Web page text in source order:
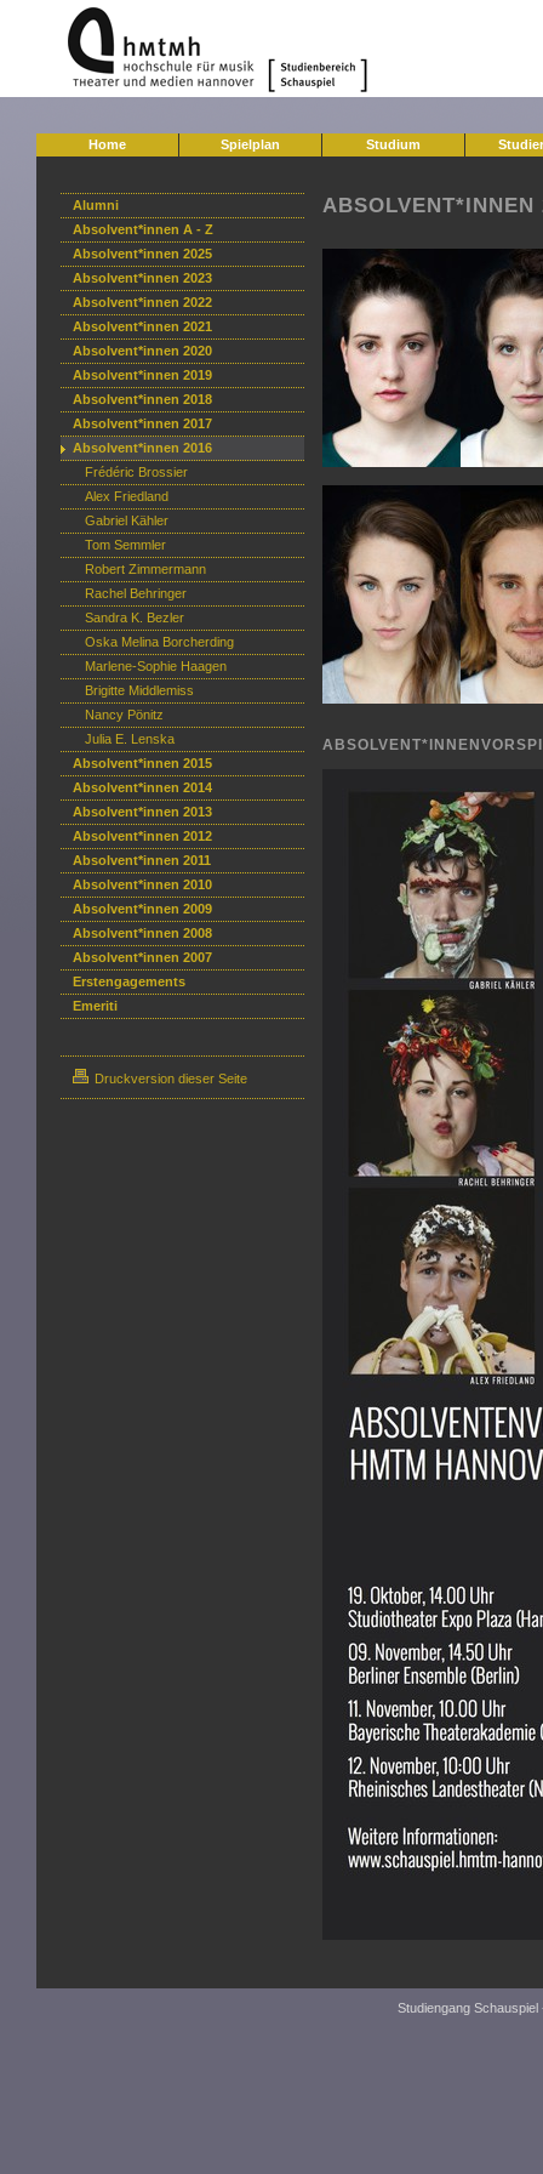
Home Spielplan Studium
Alumni
Absolvent*innen A - Z
Absolvent*innen 2025
Absolvent*innen 2023
Absolvent*innen 2022
Absolvent*innen 2021
Absolvent*innen 2020
Absolvent*innen 2019
Absolvent*innen 2018
Absolvent*innen 2017
Absolvent*innen 2016
Frédéric Brossier
Alex Friedland
Gabriel Kähler
Tom Semmler
Robert Zimmermann
Rachel Behringer
Sandra K. Bezler
Oska Melina Borcherding
Marlene-Sophie Haagen
Brigitte Middlemiss
Nancy Pönitz
Julia E. Lenska
Absolvent*innen 2015
Absolvent*innen 2014
Absolvent*innen 2013
Absolvent*innen 2012
Absolvent*innen 2011
Absolvent*innen 2010
Absolvent*innen 2009
Absolvent*innen 2008
Absolvent*innen 2007
Erstengagements
Emeriti
Druckversion dieser Seite
ABSOLVENT*INNEN
Studiengang